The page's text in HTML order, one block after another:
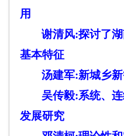
用
谢清风:探讨了
基本特征
汤建军:新城乡
吴传毅:系统、
发展研究